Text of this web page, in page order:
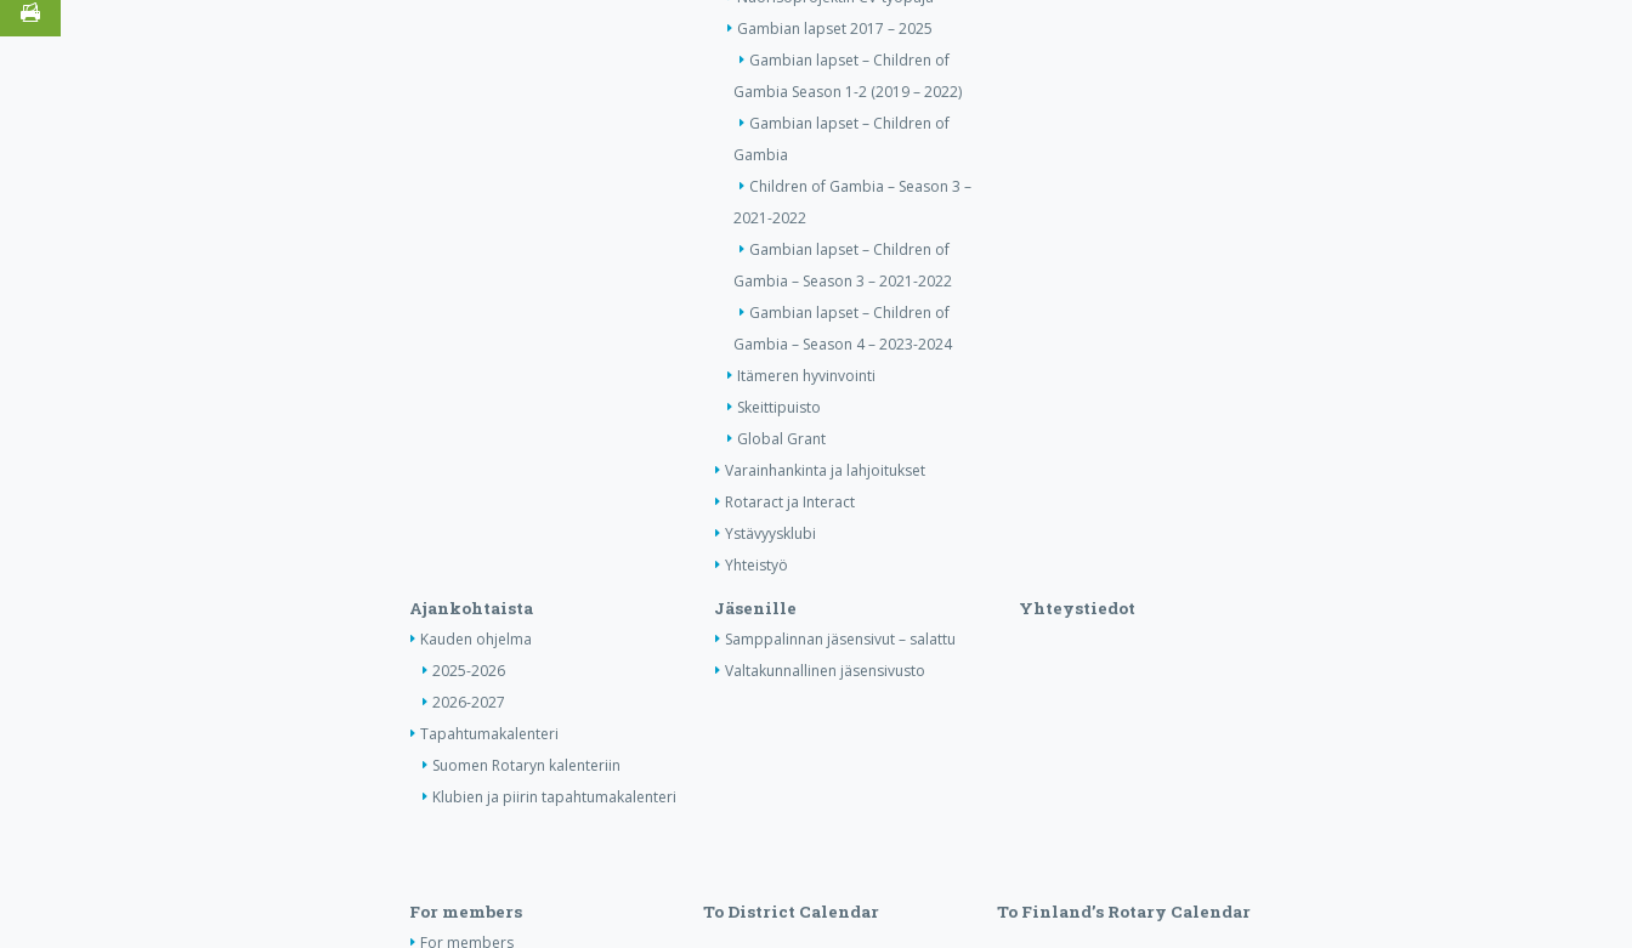
Gambian lapset 2017 – 2025
Gambian lapset – Children of
Gambia Season 1-2 (2019 – 2022)
Gambian lapset – Children of
Gambia
Children of Gambia – Season 3 –
2021-2022
Gambian lapset – Children of
Gambia – Season 3 – 2021-2022
Gambian lapset – Children of
Gambia – Season 4 – 2023-2024
Itämeren hyvinvointi
Skeittipuisto
Global Grant
Varainhankinta ja lahjoitukset
Rotaract ja Interact
Ystävyysklubi
Yhteistyö
Ajankohtaista
Kauden ohjelma
2025-2026
2026-2027
Tapahtumakalenteri
Suomen Rotaryn kalenteriin
Klubien ja piirin tapahtumakalenteri
Jäsenille
Samppalinnan jäsensivut – salattu
Valtakunnallinen jäsensivusto
Yhteystiedot
For members
For members
To District Calendar To Finland’s Rotary Calendar